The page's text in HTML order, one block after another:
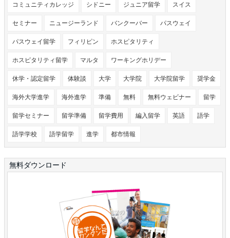
コミュニティカレッジ シドニー ジュニア留学 スイス
セミナー ニュージーランド バンクーバー パスウェイ
パスウェイ留学 フィリピン ホスピタリティ
ホスピタリティ留学 マルタ ワーキングホリデー
休学・認定留学 体験談 大学 大学院 大学院留学 奨学金
海外大学進学 海外進学 準備 無料 無料ウェビナー 留学
留学セミナー 留学準備 留学費用 編入留学 英語 語学
語学学校 語学留学 進学 都市情報
無料ダウンロード